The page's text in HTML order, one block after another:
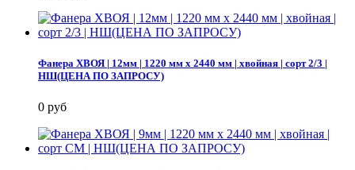
Фанера ХВОЯ | 12мм | 1220 мм х 2440 мм | хвойная | сорт 2/3 |
НШ(ЦЕНА ПО ЗАПРОСУ)
0 руб